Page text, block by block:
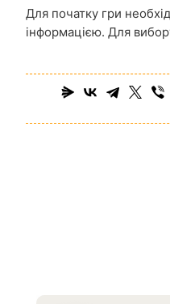
Для початку гри
інформацією. Для